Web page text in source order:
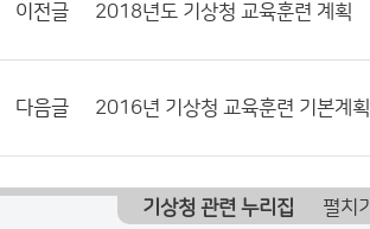
이전글 2018년도 기상청 교육훈련 계획
다음글 2016년 기상청 교육훈련 기본계획
기상청 관련 누리집 펼치기